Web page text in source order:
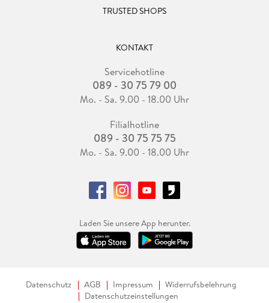
TRUSTED SHOPS
KONTAKT
Servicehotline
089 - 30 75 79 00
Mo. - Sa. 9.00 - 18.00 Uhr
Filialhotline
089 - 30 75 75 75
Mo. - Sa. 9.00 - 18.00 Uhr
Laden Sie unsere App herunter.
Datenschutz AGB Impressum
Widerrufsbelehrung
Datenschutzeinstellungen